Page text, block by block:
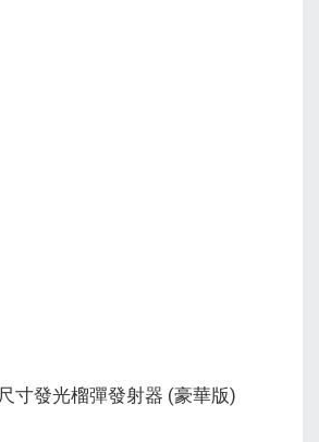
尺寸發光榴彈發射器 (豪華版)